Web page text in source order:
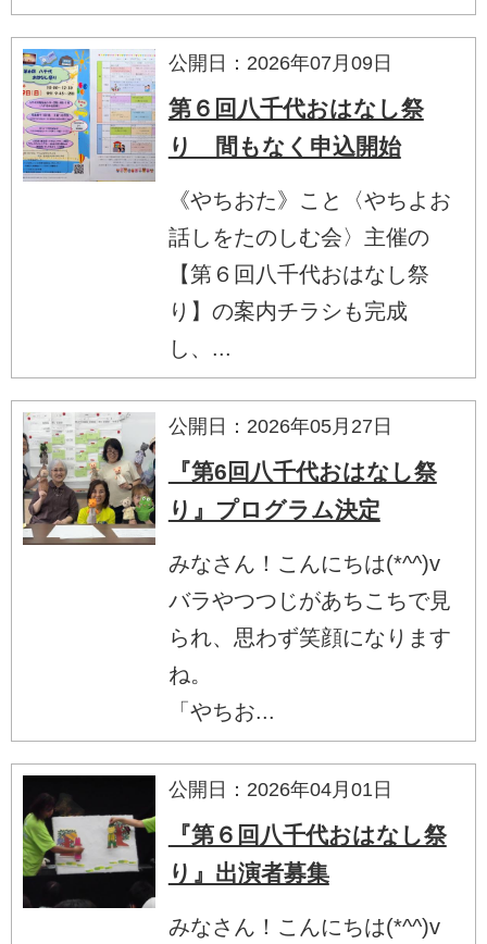
公開日：2026年07月09日
第６回八千代おはなし祭
り 間もなく申込開始
《やちおた》こと〈やちよお
話しをたのしむ会〉主催の
【第６回八千代おはなし祭
り】の案内チラシも完成
し、...
公開日：2026年05月27日
『第6回八千代おはなし祭
り』プログラム決定
みなさん！こんにちは(*^^)v
バラやつつじがあちこちで見
られ、思わず笑顔になります
ね。
「やちお...
公開日：2026年04月01日
『第６回八千代おはなし祭
り』出演者募集
みなさん！こんにちは(*^^)v